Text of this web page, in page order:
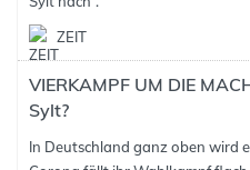
ZEIT
VIERKAMPF UM DIE
Sylt?
In Deutschland ganz oben wird